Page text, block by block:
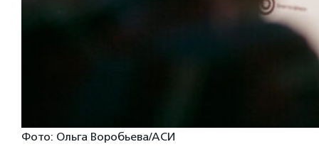
Фото: Ольга Воробьева/АСИ